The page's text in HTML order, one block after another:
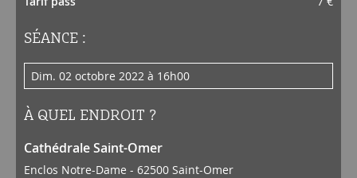
SÉANCE :
dim. 02 octobre 2022 à 16h00
À QUEL ENDROIT ?
Cathédrale Saint-Omer
Enclos Notre-Dame - 62500 Saint-Omer